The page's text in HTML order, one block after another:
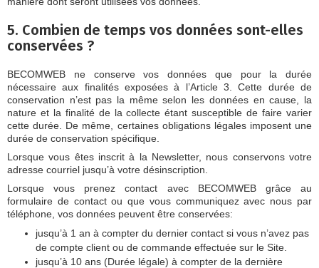
5. Combien de temps vos données sont-elles
conservées ?
BECOMWEB ne conserve vos données que pour la durée
nécessaire aux finalités exposées à l’Article 3. Cette durée de
conservation n’est pas la même selon les données en cause, la
nature et la finalité de la collecte étant susceptible de faire varier
cette durée. De même, certaines obligations légales imposent une
durée de conservation spécifique.
Lorsque vous êtes inscrit à la Newsletter, nous conservons votre
adresse courriel jusqu’à votre désinscription.
Lorsque vous prenez contact avec BECOMWEB grâce au
formulaire de contact ou que vous communiquez avec nous par
téléphone, vos données peuvent être conservées:
jusqu’à 1 an à compter du dernier contact si vous n’avez pas
de compte client ou de commande effectuée sur le Site.
jusqu’à 10 ans (Durée légale) à compter de la dernière